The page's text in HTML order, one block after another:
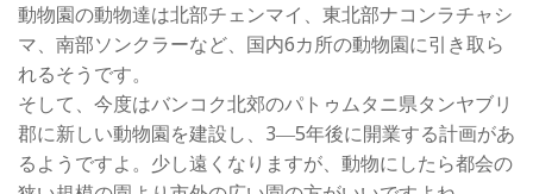
動物園の動物達は北部チェンマイ、東北部ナコンラチャシ
マ、南部ソンクラーなど、国内6カ所の動物園に引き取ら
れるそうです。
そして、今度はバンコク北郊のパトゥムタニ県タンヤブリ
郡に新しい動物園を建設し、3―5年後に開業する計画があ
るようですよ。少し遠くなりますが、動物にしたら都会の